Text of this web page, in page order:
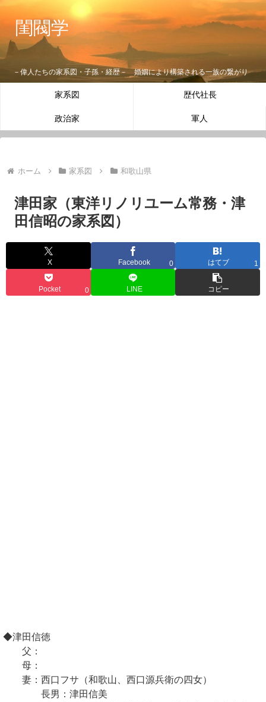
閨閥学
－偉人たちの家系図・子孫・経歴－ 婚姻により構築される一族の繋がり
家系図 歴代社長
政治家 軍人
ホーム 家系図 和歌山県
津田家（東洋リノリユーム常務・津
田信昭の家系図）
X Facebook 0 はてブ 1
Pocket 0 LINE コピー
◆津田信徳
父：
母：
妻：西口フサ（和歌山、西口源兵衛の四女）
長男：津田信美